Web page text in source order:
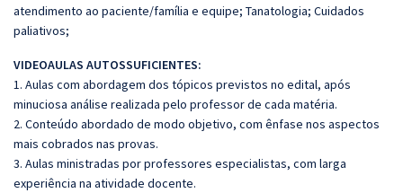
atendimento ao paciente/família e equipe; Tanatologia; Cuidados
paliativos;
VIDEOAULAS AUTOSSUFICIENTES:
1. Aulas com abordagem dos tópicos previstos no edital, após
minuciosa análise realizada pelo professor de cada matéria.
2. Conteúdo abordado de modo objetivo, com ênfase nos aspectos
mais cobrados nas provas.
3. Aulas ministradas por professores especialistas, com larga
experiência na atividade docente.